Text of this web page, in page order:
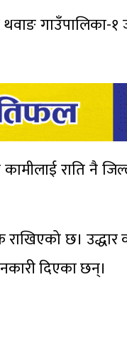
थवाङ
राति नै
छ। उद्धार
दिएका छन्।